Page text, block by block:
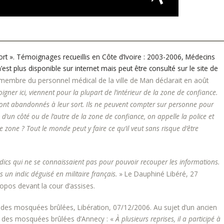
». Témoignages recueillis en Côte d’Ivoire : 2003-2006, Médecins
plus disponible sur internet mais peut être consulté sur le site de
du personnel médical de la ville de Man déclarait en août
ici, viennent pour la plupart de l’intérieur de la zone de confiance.
abandonnés à leur sort. Ils ne peuvent compter sur personne pour
côté ou de l’autre de la zone de confiance, on appelle la police et
? Tout le monde peut y faire ce qu’il veut sans risque d’être
qui ne se connaissaient pas pour pouvoir recouper les informations.
un indic déguisé en militaire français. » Le Dauphiné Libéré, 27
devant la cour d’assises.
mosquées brûlées, Libération, 07/12/2006. Au sujet d’un ancien
mosquées brûlées d’Annecy : «À plusieurs reprises, il a participé à